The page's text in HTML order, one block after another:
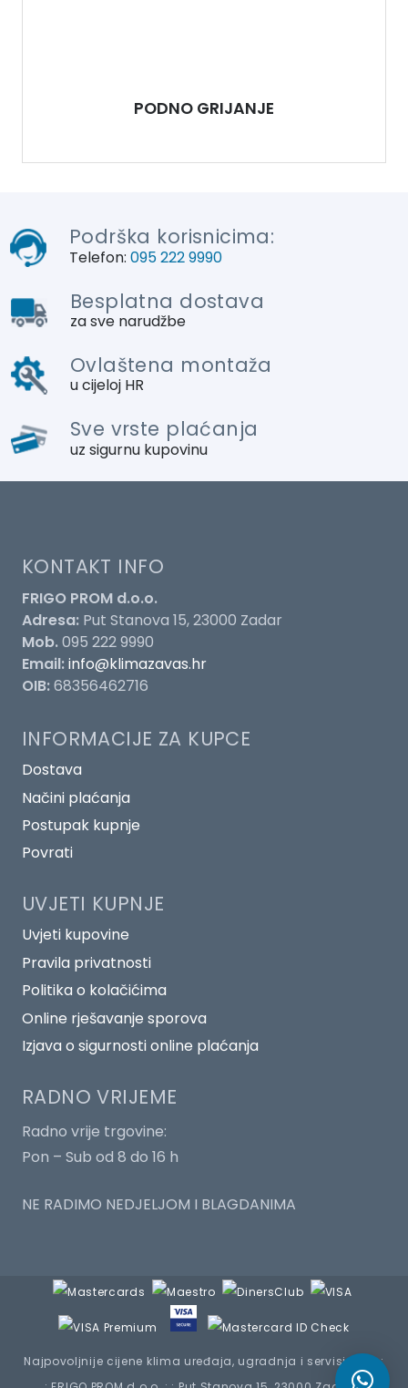
PODNO GRIJANJE
Podrška korisnicima:
Telefon: 095 222 9990
Besplatna dostava
za sve narudžbe
Ovlaštena montaža
u cijeloj HR
Sve vrste plaćanja
uz sigurnu kupovinu
KONTAKT INFO
FRIGO PROM d.o.o.
Adresa: Put Stanova 15, 23000 Zadar
Mob.095 222 9990
Email:info@klimazavas.hr
OIB:68356462716
INFORMACIJE ZA KUPCE
Dostava
Načini plaćanja
Postupak kupnje
Povrati
UVJETI KUPNJE
Uvjeti kupovine
Pravila privatnosti
Politika o kolačićima
Online rješavanje sporova
Izjava o sigurnosti online plaćanja
RADNO VRIJEME
Radno vrije trgovine:
Pon – Sub od 8 do 16 h
NE RADIMO NEDJELJOM I BLAGDANIMA
Najpovoljnije cijene klima uređaja, ugradnja i servisiranje :